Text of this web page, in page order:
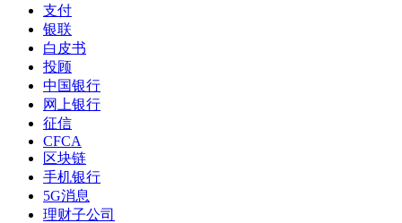
支付
银联
白皮书
投顾
中国银行
网上银行
征信
CFCA
区块链
手机银行
5G消息
理财子公司